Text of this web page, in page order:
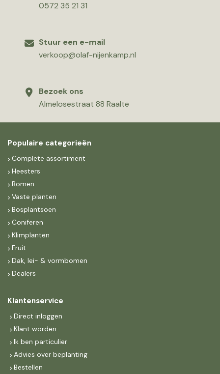
0572 35 21 31
Stuur een e-mail
verkoop@olaf-nijenkamp.nl
Bezoek ons
Almelosestraat 88 Raalte
Populaire categorieën
Complete assortiment
Heesters
Bomen
Vaste planten
Bosplantsoen
Coniferen
Klimplanten
Fruit
Dak, lei- & vormbomen
Dealers
Klantenservice
Direct inloggen
Klant worden
Ik ben particulier
Advies over beplanting
Bestellen